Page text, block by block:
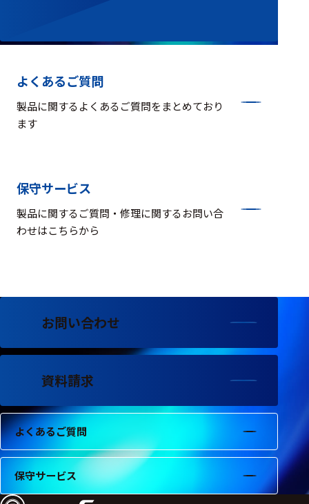
よくあるご質問
製品に関するよくあるご質問をまとめており
ます
保守サービス
製品に関するご質問・修理に関するお問い合
わせはこちらから
お問い合わせ
資料請求
よくあるご質問
保守サービス